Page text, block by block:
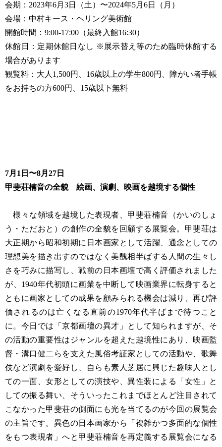
会期：2023年6月3日（土）〜2024年5月6日（月）
会場：中村キース・ヘリング美術館
開館時間：9:00-17:00（最終入館16:30）
休館日：定期休館日なし ※展示替え等のため臨時休館する
場合があります
観覧料：大人1,500円、16歳以上の学生800円、障がい者手帳
をお持ちの方600円、15歳以下無料
7月1日〜8月27日
甲斐荘楠音の全貌 絵画、演劇、映画を越境する個性
様々な領域を越境した表現者、甲斐荘楠音（かいのしょ
う・ただおと）の創作の全貌を回顧する展覧会。甲斐荘は
大正期から昭和初期に日本画家として活躍、通念としての
理想美を描き出すのではなく美醜相半ばする人間の生々し
さを巧みに描写し、戦前の日本画壇で高く評価されました
が、1940年代初頭に画業を中断して映画業界に転身すると
ともに画家としての成果を顧みられる機会は減り、再び評
価されるのは亡くなる直前の1970年代半ばまで待つこと
に。今日では「京都画壇の異才」として知られますが、そ
の活動の重要性はジャンルを超えた越境性にあり、映画監
督・溝口健二らを支えた風俗考証家としての活動や、歌舞
伎など演劇を愛好し、自らも素人芝居に興じた趣味人とし
ての一面、女形としての演技や、異性装による「女性」と
しての振る舞い、そういったこれまでほとんど注目されて
こなかった甲斐荘の側面にも光を当てるのが今回の展覧会
の主旨です。異色の日本画家から「複雑かつ多面的な個性
をもつ表現者」へと甲斐荘楠音を再定義する展覧会になる